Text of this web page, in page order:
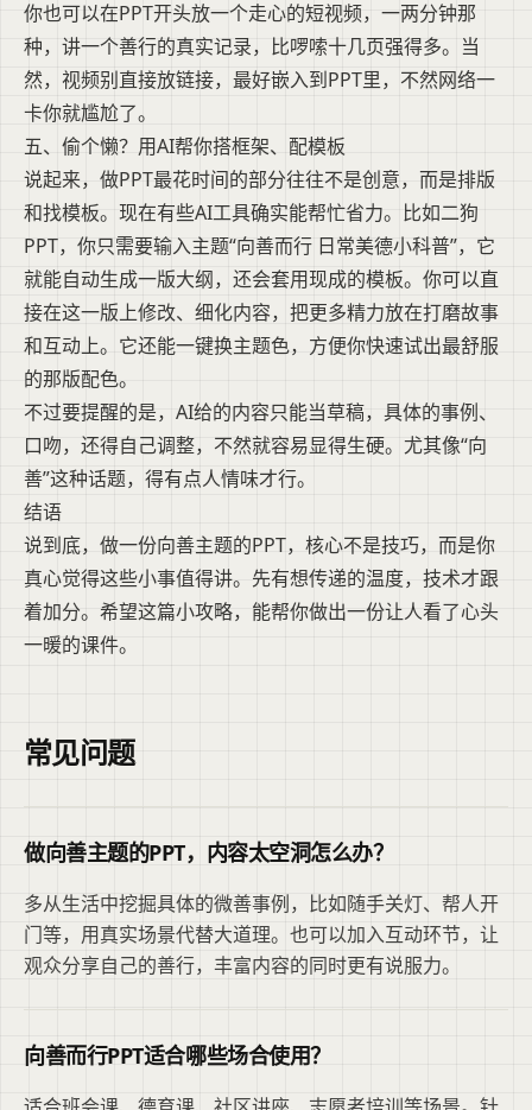
你也可以在PPT开头放一个走心的短视频，一两分钟那
种，讲一个善行的真实记录，比啰嗦十几页强得多。当
然，视频别直接放链接，最好嵌入到PPT里，不然网络一
卡你就尴尬了。
五、偷个懒？用AI帮你搭框架、配模板
说起来，做PPT最花时间的部分往往不是创意，而是排版
和找模板。现在有些AI工具确实能帮忙省力。比如二狗
PPT，你只需要输入主题“向善而行 日常美德小科普”，它
就能自动生成一版大纲，还会套用现成的模板。你可以直
接在这一版上修改、细化内容，把更多精力放在打磨故事
和互动上。它还能一键换主题色，方便你快速试出最舒服
的那版配色。
不过要提醒的是，AI给的内容只能当草稿，具体的事例、
口吻，还得自己调整，不然就容易显得生硬。尤其像“向
善”这种话题，得有点人情味才行。
结语
说到底，做一份向善主题的PPT，核心不是技巧，而是你
真心觉得这些小事值得讲。先有想传递的温度，技术才跟
着加分。希望这篇小攻略，能帮你做出一份让人看了心头
一暖的课件。
常见问题
做向善主题的PPT，内容太空洞怎么办？
多从生活中挖掘具体的微善事例，比如随手关灯、帮人开
门等，用真实场景代替大道理。也可以加入互动环节，让
观众分享自己的善行，丰富内容的同时更有说服力。
向善而行PPT适合哪些场合使用？